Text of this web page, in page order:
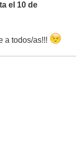
el 10 de
a todos/as!!!